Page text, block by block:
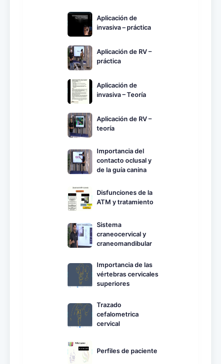
Aplicación de
invasiva – práctica
Aplicación de RV –
práctica
Aplicación de
invasiva – Teoría
Aplicación de RV –
teoría
Importancia del
contacto oclusal y
de la guía canina
Disfunciones de la
ATM y tratamiento
Sistema
craneocervical y
craneomandibular
Importancia de las
vértebras cervicales
superiores
Trazado
cefalometrica
cervical
Perfiles de paciente